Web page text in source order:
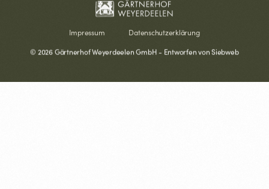
Impressum
Datenschutzerklärung
© 2026 Gärtnerhof Weyerdeelen GmbH - Entworfen von Siebweb